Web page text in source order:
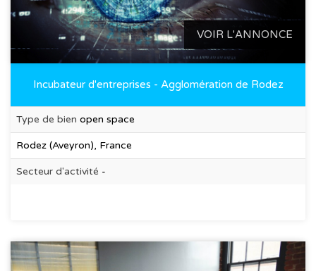
VOIR L'ANNONCE
Incubateur d'entreprises - Agglomération de Rodez
Type de bien open space
Rodez (Aveyron), France
Secteur d'activité -